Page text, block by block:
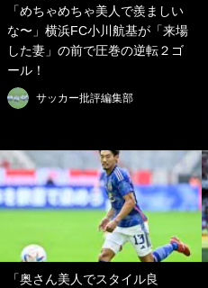
「めちゃめちゃ美人で羨ましい
な〜」横浜FC小川航基が「来場
した妻」の前で圧巻の逆転２ゴ
ール！
サッカー批評編集部
「奥さん美人でスタイル良